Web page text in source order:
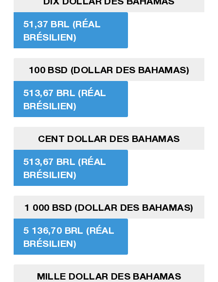
51,37 BRL (RÉAL
BRÉSILIEN)
100 BSD (DOLLAR DES BAHAMAS)
513,67 BRL (RÉAL
BRÉSILIEN)
CENT DOLLAR DES BAHAMAS
513,67 BRL (RÉAL
BRÉSILIEN)
1 000 BSD (DOLLAR DES BAHAMAS)
5 136,70 BRL (RÉAL
BRÉSILIEN)
MILLE DOLLAR DES BAHAMAS